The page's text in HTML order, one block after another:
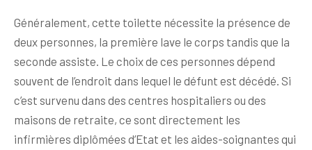
Généralement, cette toilette nécessite la présence de
deux personnes, la première lave le corps tandis que la
seconde assiste. Le choix de ces personnes dépend
souvent de l’endroit dans lequel le défunt est décédé. Si
c’est survenu dans des centres hospitaliers ou des
maisons de retraite, ce sont directement les
infirmières diplômées d’Etat et les aides-soignantes qui